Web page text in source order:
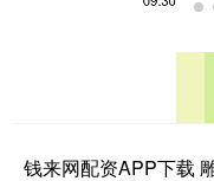
钱来网配资APP下载